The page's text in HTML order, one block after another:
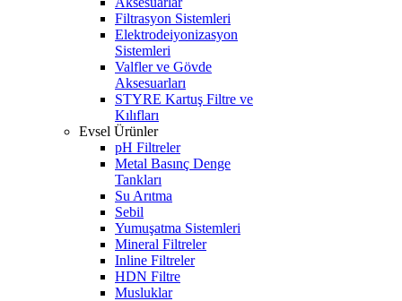
Filtrasyon Sistemleri
Elektrodeiyonizasyon
Sistemleri
Valfler ve Gövde
Aksesuarları
STYRE Kartuş Filtre ve
Kılıfları
Evsel Ürünler
pH Filtreler
Metal Basınç Denge
Tankları
Su Arıtma
Sebil
Yumuşatma Sistemleri
Mineral Filtreler
Inline Filtreler
HDN Filtre
Musluklar